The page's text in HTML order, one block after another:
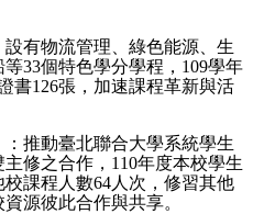
有物流管理、綠色能源、生
33個特色學分學程，109學年
書126張，加速課程革新與活
推動臺北聯合大學系統學生
修之合作，110年度本校學生
課程人數64人次，修習其他
源彼此合作與共享。